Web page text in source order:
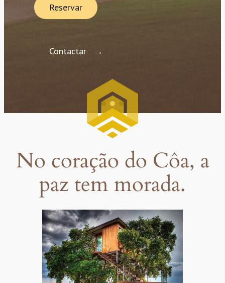
Reservar
Contactar
No coração do Côa, a
paz tem morada.